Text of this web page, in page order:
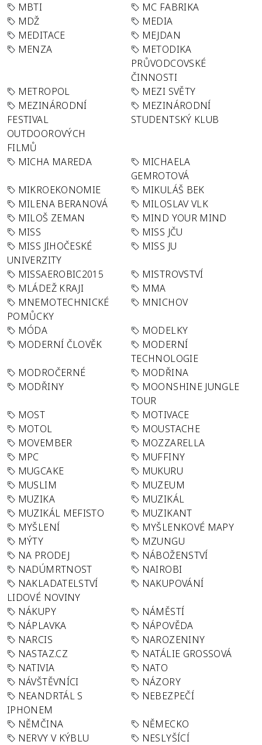
MBTI
MC FABRIKA
MDŽ
MEDIA
MEDITACE
MEJDAN
MENZA
METODIKA
PRŮVODCOVSKÉ
ČINNOSTI
METROPOL
MEZI SVĚTY
MEZINÁRODNÍ
FESTIVAL
OUTDOOROVÝCH
FILMŮ
MEZINÁRODNÍ
STUDENTSKÝ KLUB
MICHA MAREDA
MICHAELA
GEMROTOVÁ
MIKROEKONOMIE
MIKULÁŠ BEK
MILENA BERANOVÁ
MILOSLAV VLK
MILOŠ ZEMAN
MIND YOUR MIND
MISS
MISS JČU
MISS JIHOČESKÉ
UNIVERZITY
MISS JU
MISSAEROBIC2015
MISTROVSTVÍ
MLÁDEŽ KRAJI
MMA
MNEMOTECHNICKÉ
POMŮCKY
MNICHOV
MÓDA
MODELKY
MODERNÍ ČLOVĚK
MODERNÍ
TECHNOLOGIE
MODROČERNÉ
MODŘINA
MODŘINY
MOONSHINE JUNGLE
TOUR
MOST
MOTIVACE
MOTOL
MOUSTACHE
MOVEMBER
MOZZARELLA
MPC
MUFFINY
MUGCAKE
MUKURU
MUSLIM
MUZEUM
MUZIKA
MUZIKÁL
MUZIKÁL MEFISTO
MUZIKANT
MYŠLENÍ
MYŠLENKOVÉ MAPY
MÝTY
MZUNGU
NA PRODEJ
NÁBOŽENSTVÍ
NADÚMRTNOST
NAIROBI
NAKLADATELSTVÍ
LIDOVÉ NOVINY
NAKUPOVÁNÍ
NÁKUPY
NÁMĚSTÍ
NÁPLAVKA
NÁPOVĚDA
NARCIS
NAROZENINY
NASTAZ.CZ
NATÁLIE GROSSOVÁ
NATIVIA
NATO
NÁVŠTĚVNÍCI
NÁZORY
NEANDRTÁL S
IPHONEM
NEBEZPEČÍ
NĚMČINA
NĚMECKO
NERVY V KÝBLU
NESLYŠÍCÍ